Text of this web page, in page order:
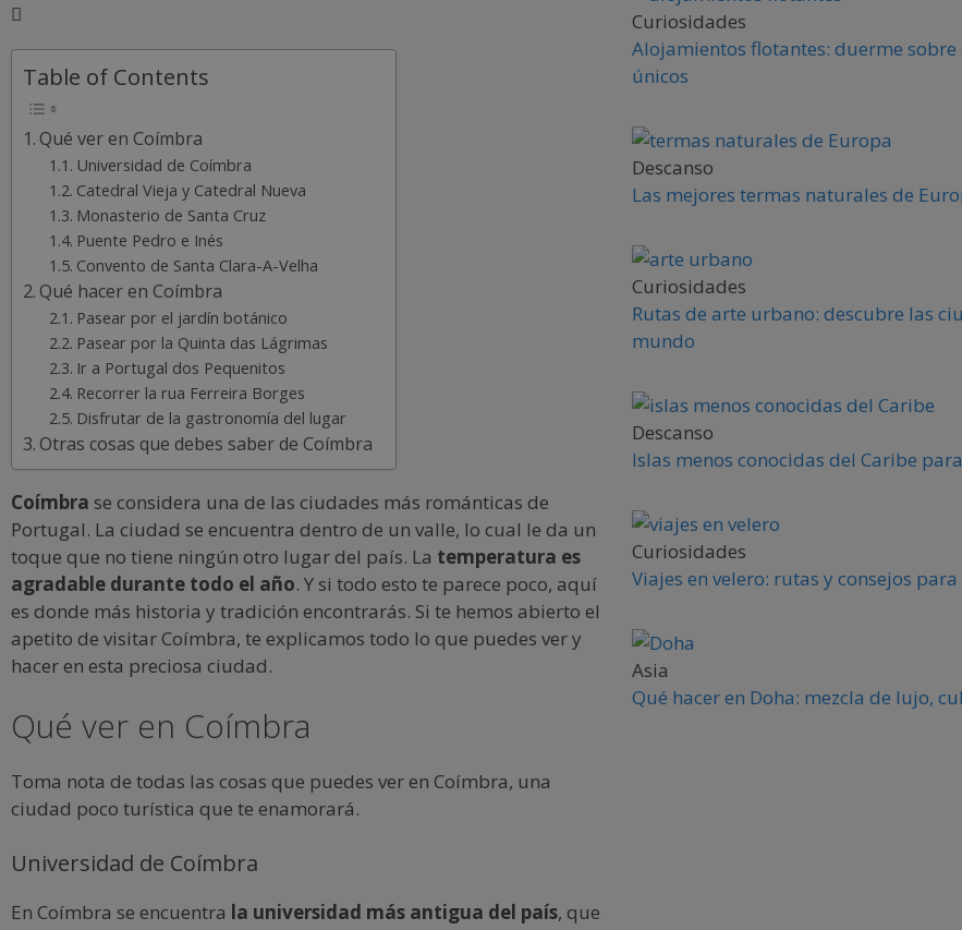
Table of Contents
Qué ver en Coímbra
Universidad de Coímbra
Catedral Vieja y Catedral Nueva
Monasterio de Santa Cruz
Puente Pedro e Inés
Convento de Santa Clara-A-Velha
Qué hacer en Coímbra
Pasear por el jardín botánico
Pasear por la Quinta das Lágrimas
Ir a Portugal dos Pequenitos
Recorrer la rua Ferreira Borges
Disfrutar de la gastronomía del lugar
Otras cosas que debes saber de Coímbra
Coímbra se considera una de las ciudades más románticas de
Portugal. La ciudad se encuentra dentro de un valle, lo cual le da un
toque que no tiene ningún otro lugar del país. La temperatura es
agradable durante todo el año. Y si todo esto te parece poco, aquí
es donde más historia y tradición encontrarás. Si te hemos abierto el
apetito de visitar Coímbra, te explicamos todo lo que puedes ver y
hacer en esta preciosa ciudad.
Qué ver en Coímbra
Toma nota de todas las cosas que puedes ver en Coímbra, una
ciudad poco turística que te enamorará.
Universidad de Coímbra
En Coímbra se encuentra la universidad más antigua del país, que
Curiosidades
Alojamientos flotantes: duerme sobre
únicos
Descanso
Las mejores termas naturales de
Curiosidades
Rutas de arte urbano: descubre las
mundo
Descanso
Islas menos conocidas del Caribe
Curiosidades
Viajes en velero: rutas y consejos
Asia
Qué hacer en Doha: mezcla de lujo,